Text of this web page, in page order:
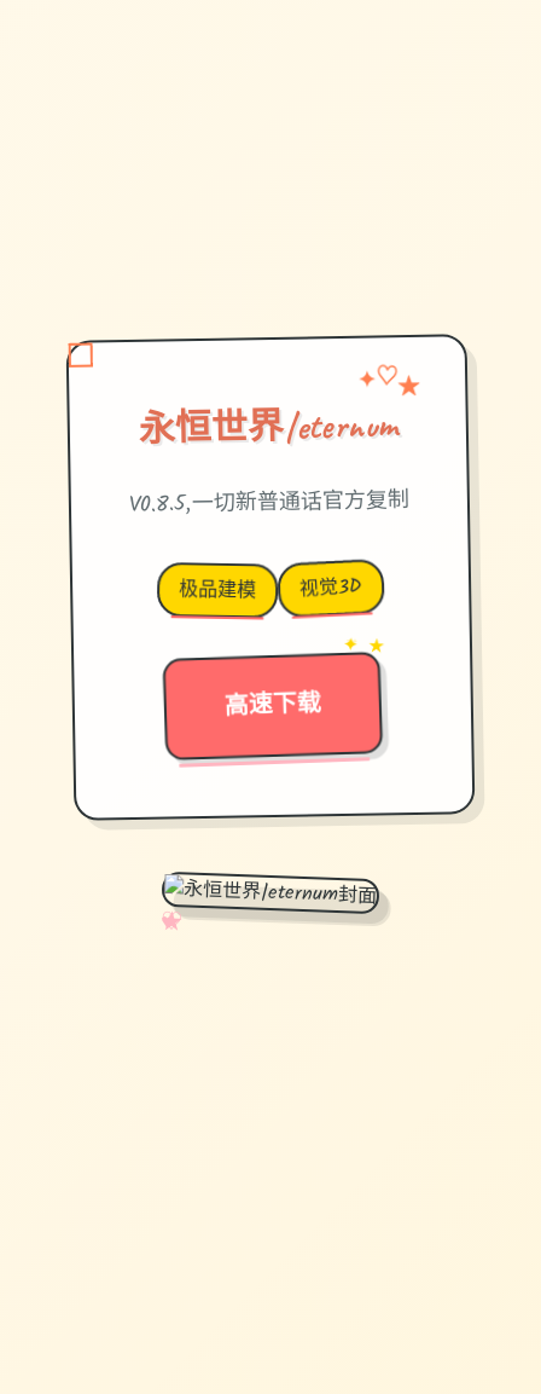
永恒世界|eternum
✦♡★
V0.8.5,一切新普通话官方复制
极品建模 视觉3D
高速下载
→
✦ ★
✧
♡
★
♥